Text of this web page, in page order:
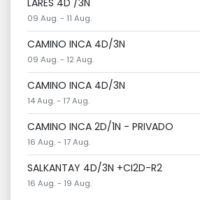
LARES 4D /3N
09 Aug. - 11 Aug.
CAMINO INCA 4D/3N
09 Aug. - 12 Aug.
CAMINO INCA 4D/3N
14 Aug. - 17 Aug.
CAMINO INCA 2D/1N - PRIVADO
16 Aug. - 17 Aug.
SALKANTAY 4D/3N +CI2D-R2
16 Aug. - 19 Aug.